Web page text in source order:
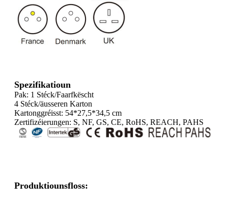
Spezifikatioun
Pak: 1 Stéck/Faarfkëscht
4 Stéck/äusseren Karton
Kartonggréisst: 54*27,5*34,5 cm
Zertifizéierungen: S, NF, GS, CE, RoHS, REACH, PAHS
Produktiounsfloss: